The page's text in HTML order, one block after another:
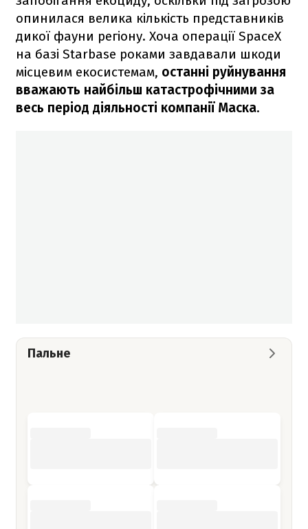
опинилася велика кількість представників
дикої фауни регіону. Хоча операції SpaceX
на базі Starbase роками завдавали шкоди
місцевим екосистемам, останні руйнування
вважають найбільш катастрофічними за
весь період діяльності компанії Маска.
Пальне